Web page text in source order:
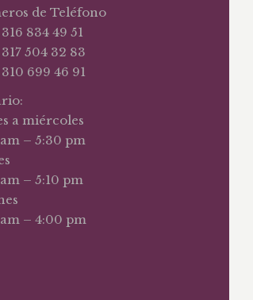
de Teléfono
316 834 49 51
317 504 32 83
310 699 46 91
a miércoles
– 5:30 pm
– 5:10 pm
– 4:00 pm